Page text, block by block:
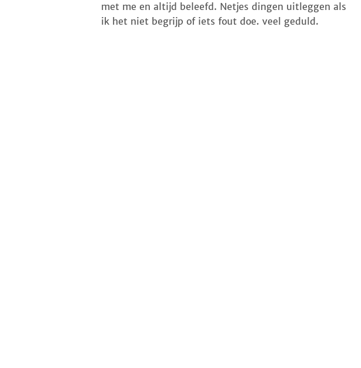
met me en altijd beleefd. Netjes dingen uitleggen als
ik het niet begrijp of iets fout doe. veel geduld.